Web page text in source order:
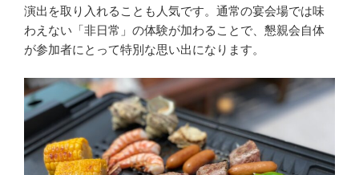
演出を取り入れることも人気です。通常の宴会場では味
わえない「非日常」の体験が加わることで、懇親会自体
が参加者にとって特別な思い出になります。